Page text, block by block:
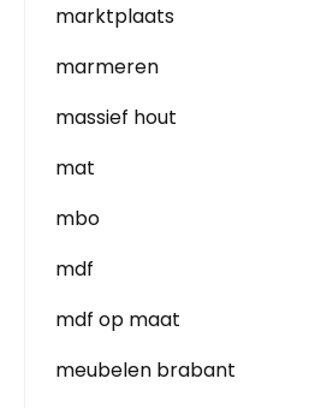
marktplaats
marmeren
massief hout
mat
mbo
mdf
mdf op maat
meubelen brabant